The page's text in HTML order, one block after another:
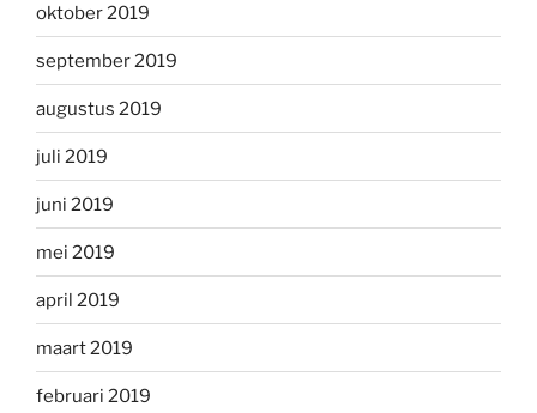
oktober 2019
september 2019
augustus 2019
juli 2019
juni 2019
mei 2019
april 2019
maart 2019
februari 2019